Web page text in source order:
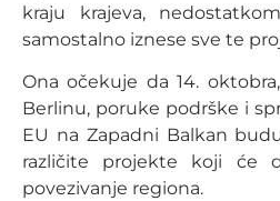
kraju krajeva,
samostalno iznese sve te
Ona očekuje da 14.
Berlinu, poruke podrške i
EU na Zapadni Balkan
različite projekte koji će
povezivanje regiona.